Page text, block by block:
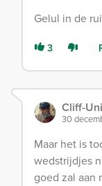
Gelul in de
3
Cliff-
30
Maar het is
wedstrijdjes
goed zal aan